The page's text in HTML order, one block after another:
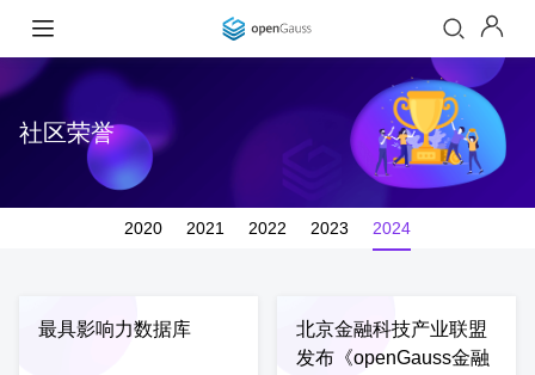
社区荣誉
2020 2021 2022 2023 2024
最具影响力数据库
北京金融科技产业联盟
发布《openGauss金融